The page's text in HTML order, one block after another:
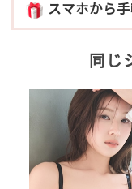
スマホから
同じ